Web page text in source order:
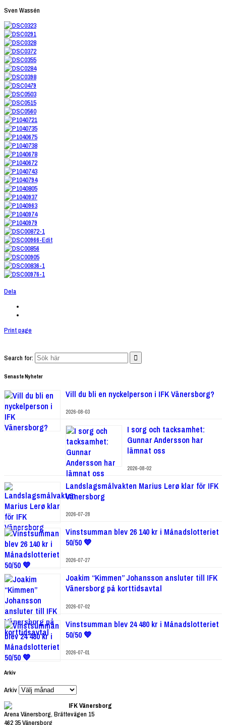
Sven Wassén
Dela
Print page
Search for:
Senaste Nyheter
Vill du bli en nyckelperson i IFK Vänersborg?
2026-08-03
I sorg och tacksamhet:
Gunnar Andersson har
lämnat oss
2026-08-02
Landslagsmålvakten Marius Lerø klar för IFK
Vänersborg
2026-07-28
Vinstsumman blev 26 140 kr i Månadslotteriet
50/50 💙
2026-07-27
Joakim “Kimmen” Johansson ansluter till IFK
Vänersborg på korttidsavtal
2026-07-02
Vinstsumman blev 24 480 kr i Månadslotteriet
50/50 💙
2026-07-01
Arkiv
Arkiv
IFK Vänersborg
Arena Vänersborg, Brättevägen 15
462 35 Vänersborg